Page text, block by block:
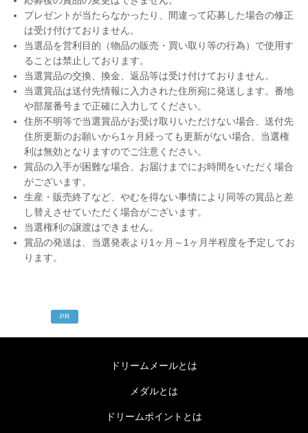
プレゼントが当たらなかったり、間違って応募した場合の修正
は受け付けておりません。
当選品を営利目的（物品の販売・買い取り等の行為）で使用す
ることは禁止しております。
当選賞品の交換、換金、返品等は受け付けておりません。
当選賞品は送付先情報に入力された住所宛に発送します。番地
や部屋番号まで正確に入力してください。
住所不明等で当選賞品がお受け取りいただけない場合、送付先
住所更新のお願いから1ヶ月経っても更新がない場合、当選権
利は無効となりますのでご注意ください。
賞品の入手が困難な場合、お届けまでにお時間をいただく場合
がございます。
生産・販売終了など、やむを得ない事情により同等の賞品と差
し替えさせていただく場合がございます。
当選権利の譲渡はできません。
賞品の発送は、当選発表より1ヶ月～1ヶ月半程度を予定してお
ります。
PR
ドリームメールとは
メダルとは
ドリームポイントとは